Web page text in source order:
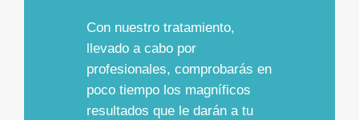
Con nuestro tratamiento,
llevado a cabo por
profesionales, comprobarás en
poco tiempo los magníficos
resultados que le darán a tu